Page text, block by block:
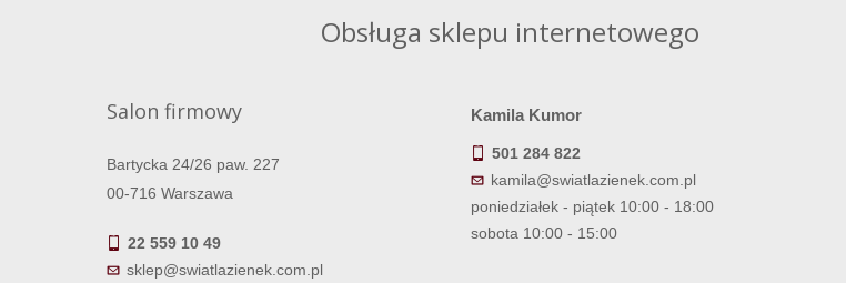
Obsługa sklepu internetowego
Salon firmowy
Bartycka 24/26 paw. 227
00-716 Warszawa
22 559 10 49
sklep@swiatlazienek.com.pl
Kamila Kumor
501 284 822
kamila@swiatlazienek.com.pl
poniedziałek - piątek 10:00 - 18:00
sobota 10:00 - 15:00